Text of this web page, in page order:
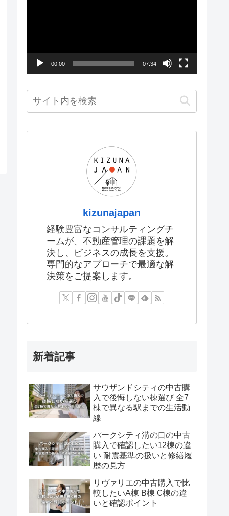
00:00 07:34
kizunajapan
経験豊富なコンサルティングチ
ームが、不動産管理の課題を解
決し、ビジネスの成長を支援。
専門的なアプローチで最適な解
決策をご提案します。
新着記事
サウザンドシティの中古購
入で後悔しない棟選び 全7
棟で異なる駅までの生活動
線
パークシティ溝の口の中古
購入で確認したい12棟の違
い 耐震基準の扱いと修繕履
歴の見方
リヴァリエの中古購入で比
較したいA棟 B棟 C棟の違
いと確認ポイント